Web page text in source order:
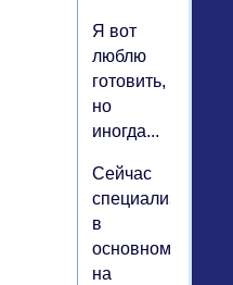
Я вот
люблю
готовить,
но
иногда...
Сейчас
в
основном
на